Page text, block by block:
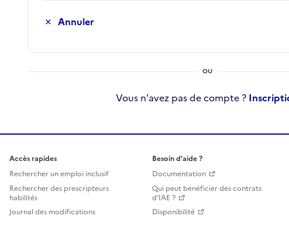
Annuler
Vous n'avez pas de compte ?
Accès rapides
Rechercher un emploi inclusif
Rechercher des prescripteurs
habilités
Journal des modifications
Besoin d'aide ?
Documentation
Qui peut bénéficier des contrats
d'IAE ?
Disponibilité